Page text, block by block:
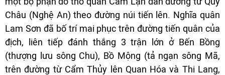
Châu (Nghệ An) theo đường núi tiến lên. Nghĩa quân
Lam Sơn đã bố trí mai phục trên đường tiến quân của
địch, liên tiếp đánh thắng 3 trận lớn ở Bến Bồng
(thượng lưu sông Chu), Bồ Mộng (tả ngạn sông Mã,
trên đường từ Cẩm Thủy lên Quan Hóa và Thi Lang,